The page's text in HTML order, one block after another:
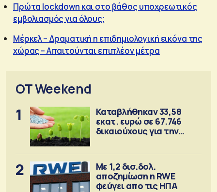
Πρώτα lockdown και στο βάθος υποχρεωτικός
εμβολιασμός για όλους;
Μέρκελ – Δραματική η επιδημιολογική εικόνα της
χώρας – Απαιτούνται επιπλέον μέτρα
OT Weekend
1
Καταβλήθηκαν 33,58
εκατ. ευρώ σε 67.746
δικαιούχους για την
2
Με 1,2 δισ.δολ.
αποζημίωση η RWE
φεύγει απο τις ΗΠΑ